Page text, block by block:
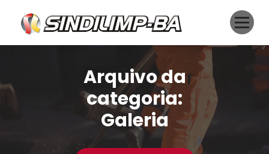
conteúdo
Arquivo da
categoria:
Galeria